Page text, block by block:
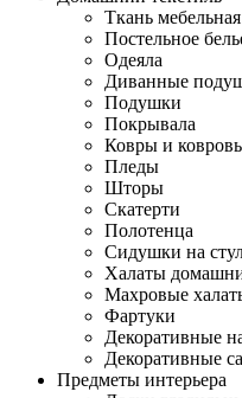
Ткань мебельная
Постельное
Одеяла
Диванные
Подушки
Покрывала
Ковры и
Пледы
Шторы
Скатерти
Полотенца
Сидушки на
Халаты
Махровые
Фартуки
Декоративные
Декоративные
Предметы интерьера